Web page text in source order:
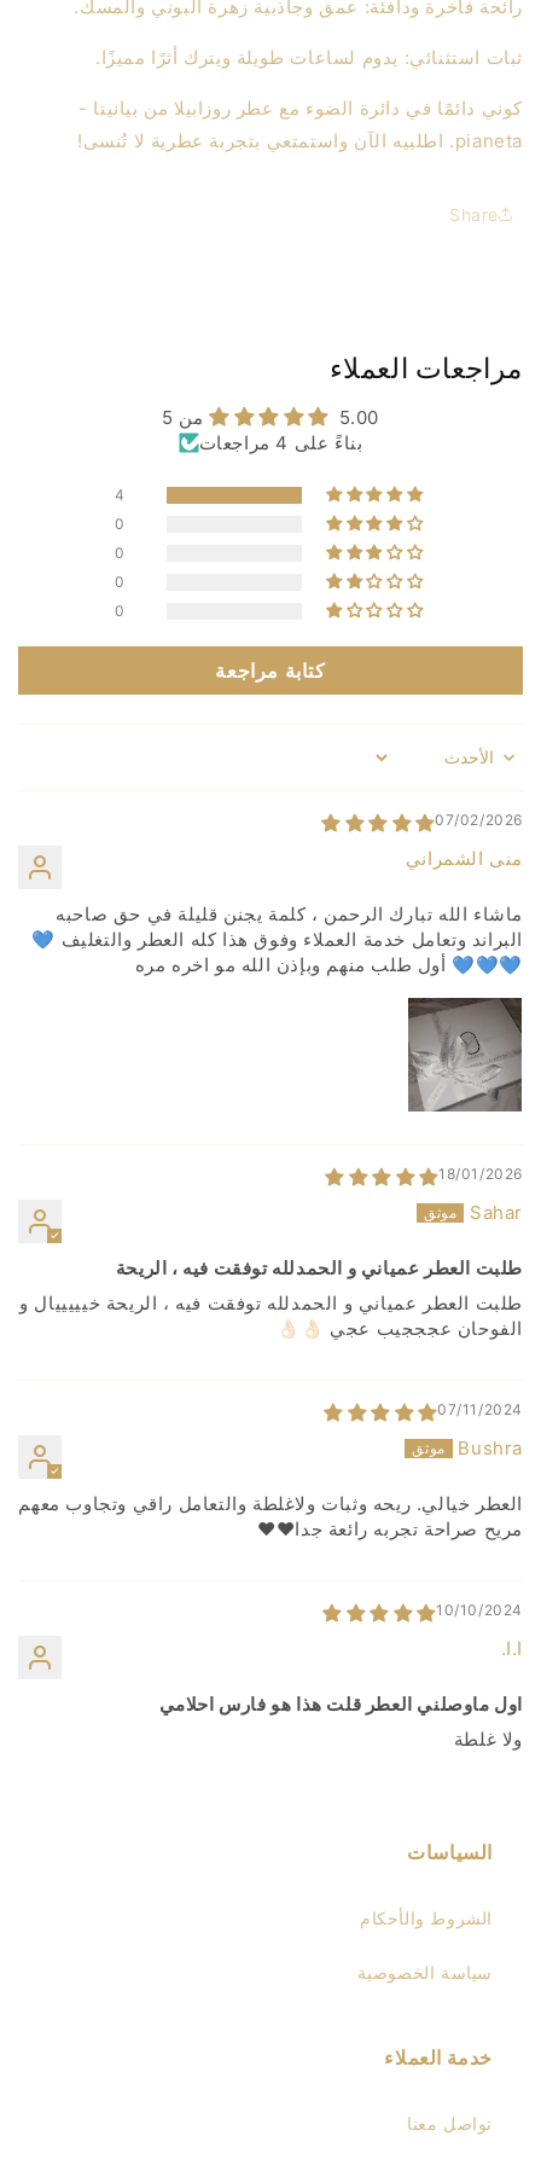
رائحة فاخرة ودافئة: عمق وجاذبية زهرة البوني والمسك.
ثبات استثنائي: يدوم لساعات طويلة ويترك أثرًا مميزًا.
كوني دائمًا في دائرة الضوء مع عطر روزابيلا من بيانيتا -
pianeta. اطلبيه الآن واستمتعي بتجربة عطرية لا تُنسى!
Share
مراجعات العملاء
5.00 من 5
بناءً على 4 مراجعات
4
0
0
0
0
كتابة مراجعة
Sort by
07/02/2026
منى الشمراني
ماشاء الله تبارك الرحمن ، كلمة يجنن قليلة في حق صاحبه
البراند وتعامل خدمة العملاء وفوق هذا كله العطر والتغليف 💙
💙💙💙 أول طلب منهم وبإذن الله مو اخره مره
18/01/2026
Sahar
طلبت العطر عمياني و الحمدلله توفقت فيه ، الريحة
طلبت العطر عمياني و الحمدلله توفقت فيه ، الريحة خيييييال و
الفوحان عجججيب عجي 👌🏻👌🏻
07/11/2024
Bushra
العطر خيالي. ريحه وثبات ولاغلطة والتعامل راقي وتجاوب معهم
مريح صراحة تجربه رائعة جدا❤️❤️
10/10/2024
ا.ا.
اول ماوصلني العطر قلت هذا هو فارس احلامي
ولا غلطة
السياسات
الشروط والأحكام
سياسة الخصوصية
خدمة العملاء
تواصل معنا